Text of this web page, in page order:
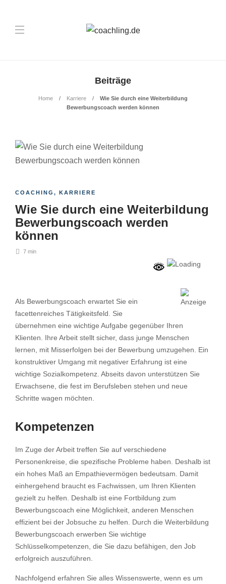
Beiträge
Home Karriere
Wie Sie durch eine Weiterbildung
Bewerbungscoach werden können
COACHING , KARRIERE
Wie Sie durch eine Weiterbildung
Bewerbungscoach werden
können
7 min
Als Bewerbungscoach erwartet Sie ein
facettenreiches Tätigkeitsfeld. Sie
übernehmen eine wichtige Aufgabe gegenüber Ihren
Klienten. Ihre Arbeit stellt sicher, dass junge Menschen
lernen, mit Misserfolgen bei der Bewerbung umzugehen. Ein
konstruktiver Umgang mit negativer Erfahrung ist eine
wichtige Sozialkompetenz. Abseits davon unterstützen Sie
Erwachsene, die fest im Berufsleben stehen und neue
Schritte wagen möchten.
Kompetenzen
Im Zuge der Arbeit treffen Sie auf verschiedene
Personenkreise, die spezifische Probleme haben. Deshalb ist
ein hohes Maß an Empathievermögen bedeutsam. Damit
einhergehend braucht es Fachwissen, um Ihren Klienten
gezielt zu helfen. Deshalb ist eine Fortbildung zum
Bewerbungscoach eine Möglichkeit, anderen Menschen
effizient bei der Jobsuche zu helfen. Durch die Weiterbildung
Bewerbungscoach erwerben Sie wichtige
Schlüsselkompetenzen, die Sie dazu befähigen, den Job
erfolgreich auszuführen.
Nachfolgend erfahren Sie alles Wissenswerte, wenn es um